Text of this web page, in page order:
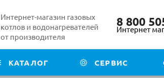
Интернет-магазин газовых
котлов и водонагревателей
от производителя
8 800
Интернет
КАТАЛОГ СЕРВИС